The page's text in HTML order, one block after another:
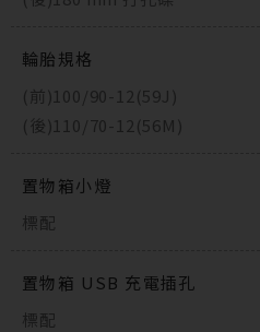
輪胎規格
(前)100/90-12(59J)
(後)110/70-12(56M)
置物箱小燈
標配
置物箱 USB 充電插孔
標配